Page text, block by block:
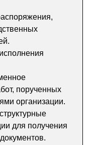
порученных
организации.
для получения